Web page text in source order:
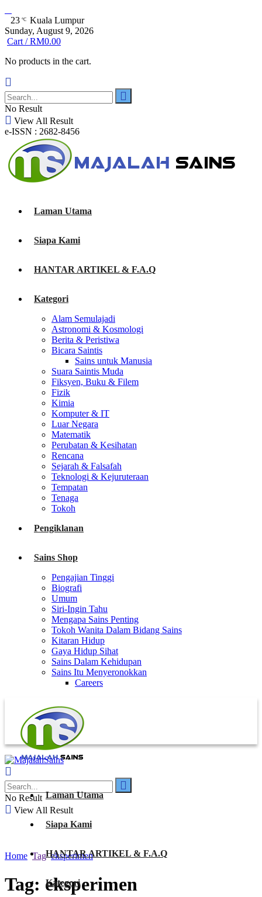
23 °C
Kuala Lumpur
Sunday, August 9, 2026
Cart /RM0.00
No products in the cart.
No Result
View All Result
e-ISSN : 2682-8456
Laman Utama
Siapa Kami
HANTAR ARTIKEL & F.A.Q
Kategori
Alam Semulajadi
Astronomi & Kosmologi
Berita & Peristiwa
Bicara Saintis
Sains untuk Manusia
Suara Saintis Muda
Fiksyen, Buku & Filem
Fizik
Kimia
Komputer & IT
Luar Negara
Matematik
Perubatan & Kesihatan
Rencana
Sejarah & Falsafah
Teknologi & Kejuruteraan
Tempatan
Tenaga
Tokoh
Pengiklanan
Sains Shop
Pengajian Tinggi
Biografi
Umum
Siri-Ingin Tahu
Mengapa Sains Penting
Tokoh Wanita Dalam Bidang Sains
Kitaran Hidup
Gaya Hidup Sihat
Sains Dalam Kehidupan
Sains Itu Menyeronokkan
Careers
Laman Utama
Siapa Kami
HANTAR ARTIKEL & F.A.Q
Kategori
No Result
View All Result
Home Tag eksperimen
Tag: eksperimen